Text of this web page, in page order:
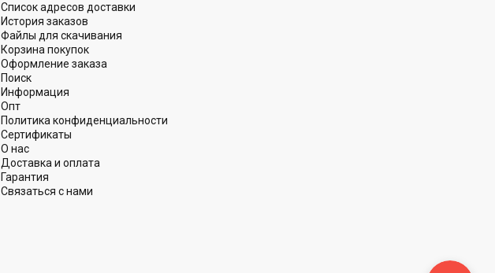
Список адресов доставки
История заказов
Файлы для скачивания
Корзина покупок
Оформление заказа
Поиск
Информация
Опт
Политика конфиденциальности
Сертификаты
О нас
Доставка и оплата
Гарантия
Связаться с нами